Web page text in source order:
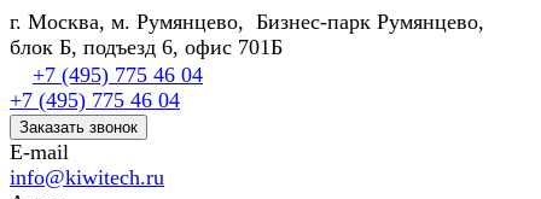
г. Москва, м. Румянцево, Бизнес-парк Румянцево,
блок Б, подъезд 6, офис 701Б
+7 (495) 775 46 04
+7 (495) 775 46 04
Заказать звонок
E-mail
info@kiwitech.ru